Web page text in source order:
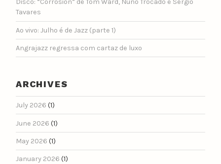
Disco: “Corrosion” de Tom Ward, Nuno Trocado e Sérgio
Tavares
Ao vivo: Julho é de Jazz (parte 1)
Angrajazz regressa com cartaz de luxo
ARCHIVES
July 2026 (1)
June 2026 (1)
May 2026 (1)
January 2026 (1)